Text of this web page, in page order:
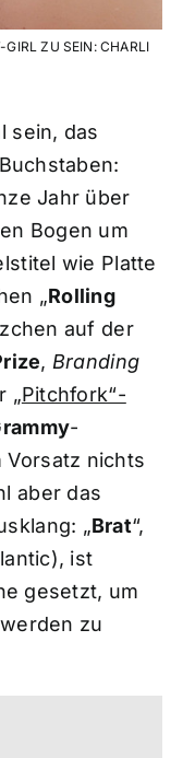
ZU SEIN: CHARLI
sein, das
Jahr über
Bogen um
wie Platte
„Rolling
auf der
, Branding
„Pitchfork“-
-
Vorsatz nichts
aber das
„Brat“,
ist
gesetzt, um
zu